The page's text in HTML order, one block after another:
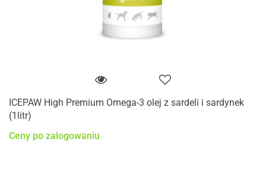
ICEPAW High Premium Omega-3 olej z sardeli i sardynek
(1litr)
Ceny po zalogowaniu